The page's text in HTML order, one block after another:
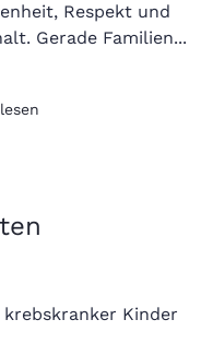
Respekt und
Gerade Familien...
Kinder